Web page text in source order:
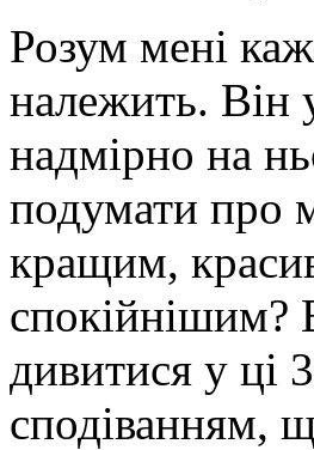
Розум мені
належить. Він
надмірно на
подумати про
кращим,
спокійнішим?
дивитися у ці
сподіванням,